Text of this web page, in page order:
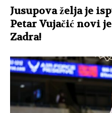
Jusupova želja je
Petar Vujačić novi
Zadra!